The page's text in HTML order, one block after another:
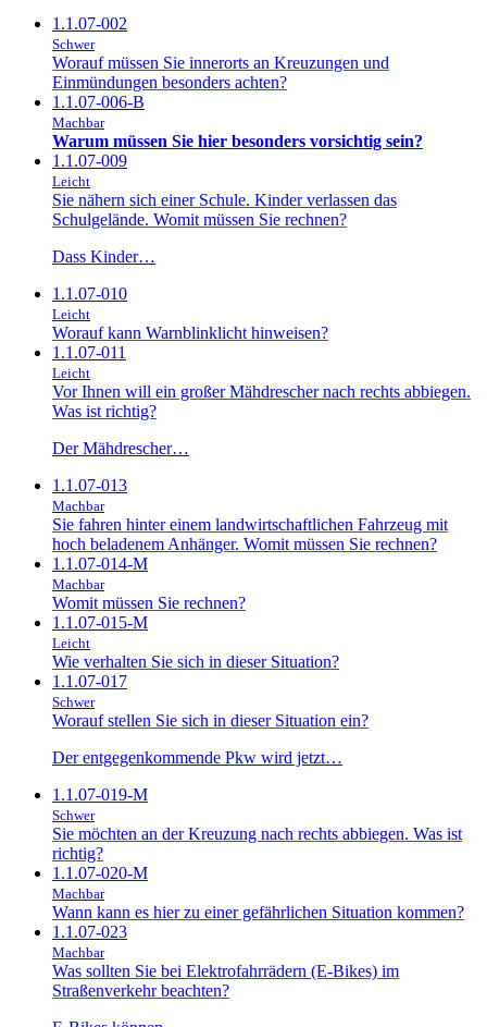
1.1.07-002
Schwer
Worauf müssen Sie innerorts an Kreuzungen und
Einmündungen besonders achten?
1.1.07-006-B
Machbar
Warum müssen Sie hier besonders vorsichtig sein?
1.1.07-009
Leicht
Sie nähern sich einer Schule. Kinder verlassen das
Schulgelände. Womit müssen Sie rechnen?
Dass Kinder…
1.1.07-010
Leicht
Worauf kann Warnblinklicht hinweisen?
1.1.07-011
Leicht
Vor Ihnen will ein großer Mähdrescher nach rechts abbiegen.
Was ist richtig?
Der Mähdrescher…
1.1.07-013
Machbar
Sie fahren hinter einem landwirtschaftlichen Fahrzeug mit
hoch beladenem Anhänger. Womit müssen Sie rechnen?
1.1.07-014-M
Machbar
Womit müssen Sie rechnen?
1.1.07-015-M
Leicht
Wie verhalten Sie sich in dieser Situation?
1.1.07-017
Schwer
Worauf stellen Sie sich in dieser Situation ein?
Der entgegenkommende Pkw wird jetzt…
1.1.07-019-M
Schwer
Sie möchten an der Kreuzung nach rechts abbiegen. Was ist
richtig?
1.1.07-020-M
Machbar
Wann kann es hier zu einer gefährlichen Situation kommen?
1.1.07-023
Machbar
Was sollten Sie bei Elektrofahrrädern (E-Bikes) im
Straßenverkehr beachten?